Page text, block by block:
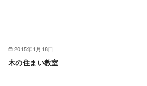
2015年1月18日
木の住まい教室